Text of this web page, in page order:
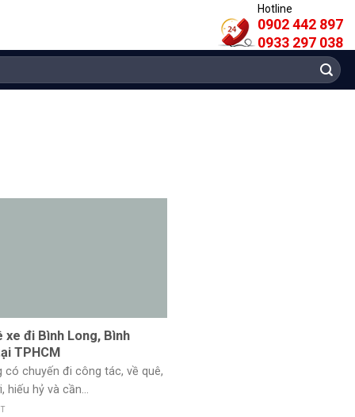
Hotline
0902 442 897
0933 297 038
xe đi Bình Long, Bình
TPHCM
có chuyến đi công tác, về quê,
hiếu hỷ và cần...